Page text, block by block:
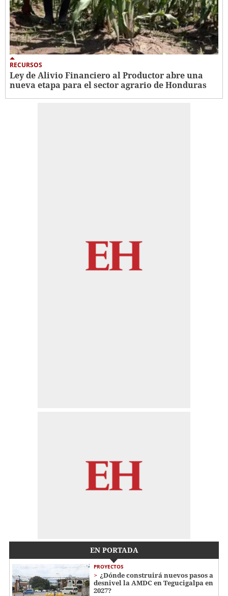
RECURSOS
Ley de Alivio Financiero al Productor abre una
nueva etapa para el sector agrario de Honduras
EN PORTADA
PROYECTOS
¿Dónde construirá nuevos pasos a
desnivel la AMDC en Tegucigalpa en
2027?